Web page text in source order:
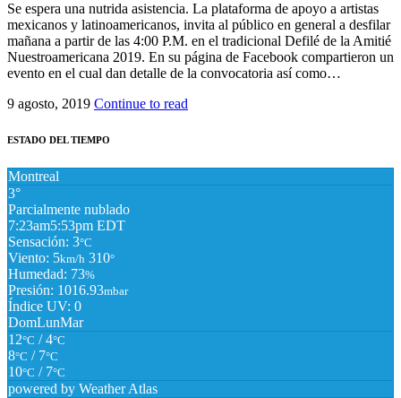
Se espera una nutrida asistencia. La plataforma de apoyo a artistas
mexicanos y latinoamericanos, invita al público en general a desfilar
mañana a partir de las 4:00 P.M. en el tradicional Defilé de la Amitié
Nuestroamericana 2019. En su página de Facebook compartieron un
evento en el cual dan detalle de la convocatoria así como…
9 agosto, 2019 Continue to read
ESTADO DEL TIEMPO
Montreal
3°
Parcialmente nublado
7:23am5:53pm EDT
Sensación: 3°C
Viento: 5km/h 310°
Humedad: 73%
Presión: 1016.93mbar
Índice UV: 0
DomLunMar
12°C / 4°C
8°C / 7°C
10°C / 7°C
powered by Weather Atlas